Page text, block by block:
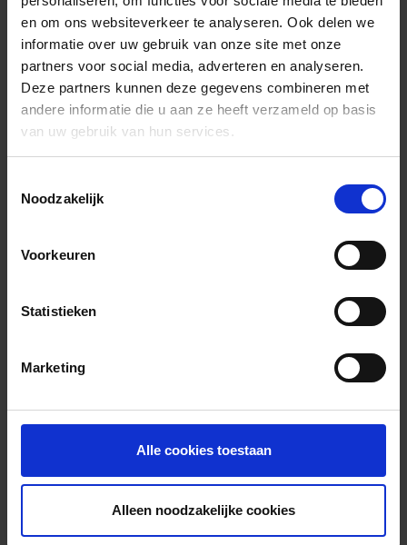
en om ons websiteverkeer te analyseren. Ook delen we
informatie over uw gebruik van onze site met onze
partners voor social media, adverteren en analyseren.
Deze partners kunnen deze gegevens combineren met
andere informatie die u aan ze heeft verzameld op basis
van uw gebruik van hun services.
Noodzakelijk
Voorkeuren
Statistieken
Marketing
Alle cookies toestaan
Alleen noodzakelijke cookies